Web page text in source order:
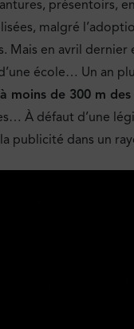
présentoirs,
malgré
Mais en avril
école… Un an
moins de 300 m des
À défaut d’une
publicité dans un